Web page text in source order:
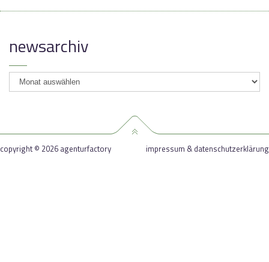
newsarchiv
newsarchiv
copyright © 2026 agenturfactory impressum & datenschutzerklärung